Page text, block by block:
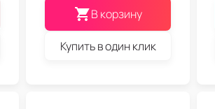
В корзину
Купить в один клик